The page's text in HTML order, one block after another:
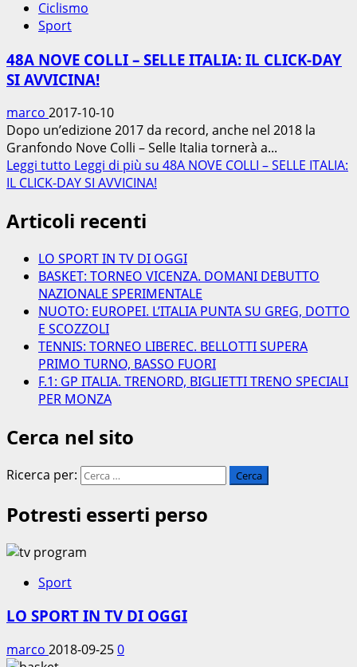
Ciclismo
Sport
48A NOVE COLLI – SELLE ITALIA: IL CLICK-DAY
SI AVVICINA!
marco 2017-10-10
Dopo un’edizione 2017 da record, anche nel 2018 la
Granfondo Nove Colli – Selle Italia tornerà a...
Leggi tutto Leggi di più su 48A NOVE COLLI – SELLE ITALIA:
IL CLICK-DAY SI AVVICINA!
Articoli recenti
LO SPORT IN TV DI OGGI
BASKET: TORNEO VICENZA. DOMANI DEBUTTO
NAZIONALE SPERIMENTALE
NUOTO: EUROPEI. L’ITALIA PUNTA SU GREG, DOTTO
E SCOZZOLI
TENNIS: TORNEO LIBEREC. BELLOTTI SUPERA
PRIMO TURNO, BASSO FUORI
F.1: GP ITALIA. TRENORD, BIGLIETTI TRENO SPECIALI
PER MONZA
Cerca nel sito
Ricerca per:
Potresti esserti perso
Sport
LO SPORT IN TV DI OGGI
marco 2018-09-250